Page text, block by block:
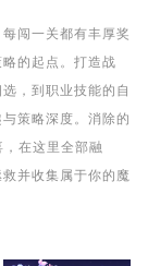
闯一关都有丰厚奖
的起点。打造战
，到职业技能的自
策略深度。消除的
在这里全部融
并收集属于你的魔